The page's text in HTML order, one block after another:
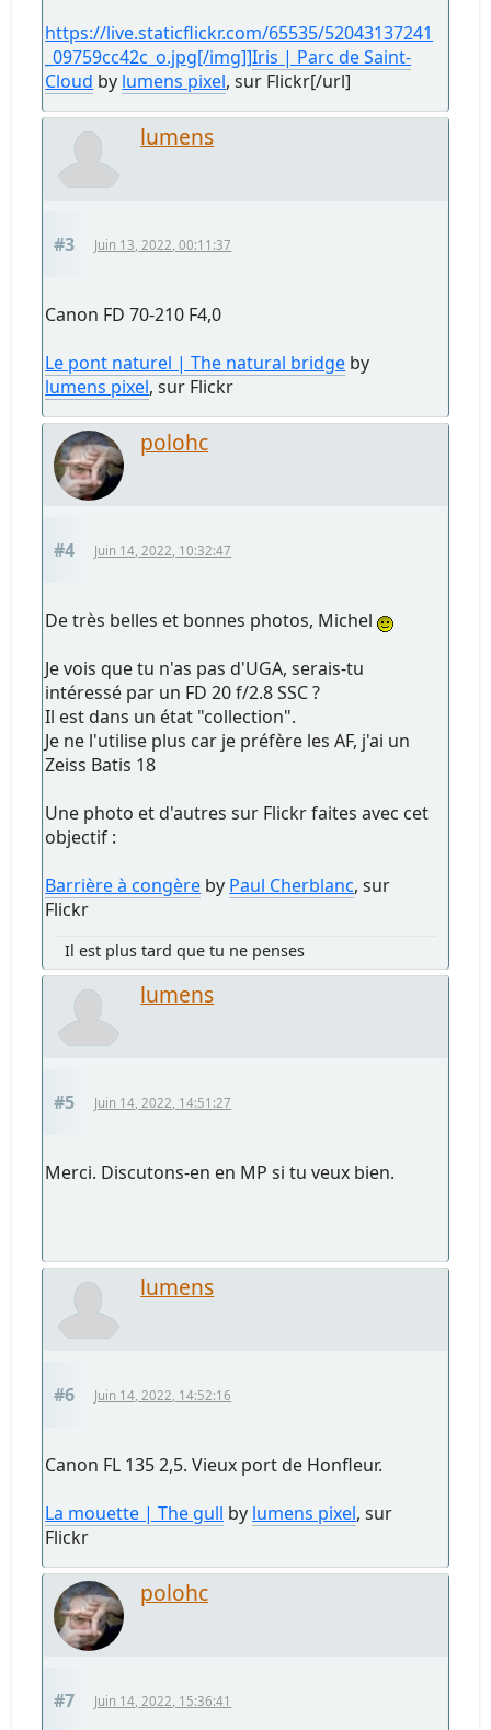
https://live.staticflickr.com/65535/52043137241
_09759cc42c_o.jpg[/img]]Iris | Parc de Saint-
Cloud by lumens pixel, sur Flickr[/url]
lumens
#3 Juin 13, 2022, 00:11:37
Canon FD 70-210 F4,0
Le pont naturel | The natural bridge by
lumens pixel, sur Flickr
polohc
#4 Juin 14, 2022, 10:32:47
De très belles et bonnes photos, Michel
Je vois que tu n'as pas d'UGA, serais-tu
intéressé par un FD 20 f/2.8 SSC ?
Il est dans un état "collection".
Je ne l'utilise plus car je préfère les AF, j'ai un
Zeiss Batis 18
Une photo et d'autres sur Flickr faites avec cet
objectif :
Barrière à congère by Paul Cherblanc, sur
Flickr
Il est plus tard que tu ne penses
lumens
#5 Juin 14, 2022, 14:51:27
Merci. Discutons-en en MP si tu veux bien.
lumens
#6 Juin 14, 2022, 14:52:16
Canon FL 135 2,5. Vieux port de Honfleur.
La mouette | The gull by lumens pixel, sur
Flickr
polohc
#7 Juin 14, 2022, 15:36:41